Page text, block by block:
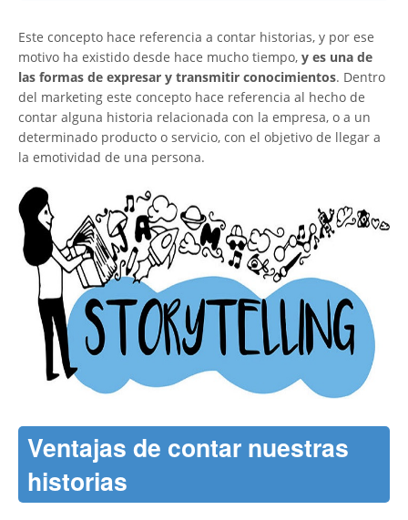
Este concepto hace referencia a contar historias, y por ese
motivo ha existido desde hace mucho tiempo, y es una de
las formas de expresar y transmitir conocimientos. Dentro
del marketing este concepto hace referencia al hecho de
contar alguna historia relacionada con la empresa, o a un
determinado producto o servicio, con el objetivo de llegar a
la emotividad de una persona.
Ventajas de contar nuestras
historias